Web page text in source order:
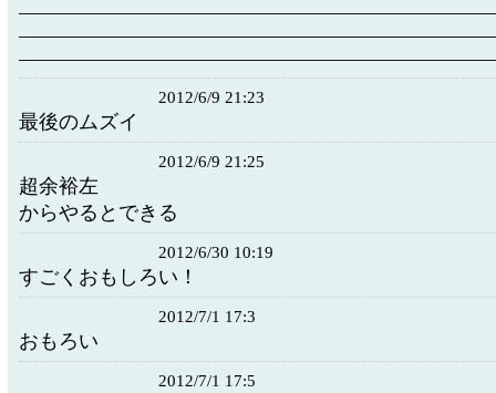
2012/6/9 21:23
最後のムズイ
2012/6/9 21:25
超余裕左
からやるとできる
2012/6/30 10:19
すごくおもしろい！
2012/7/1 17:3
おもろい
2012/7/1 17:5